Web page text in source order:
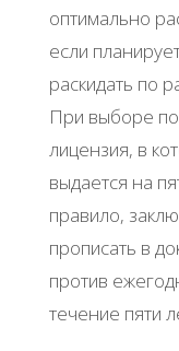
оптимально
если
раскидать по
При выборе
лицензия, в
выдается на
правило,
прописать в
против
течение пяти